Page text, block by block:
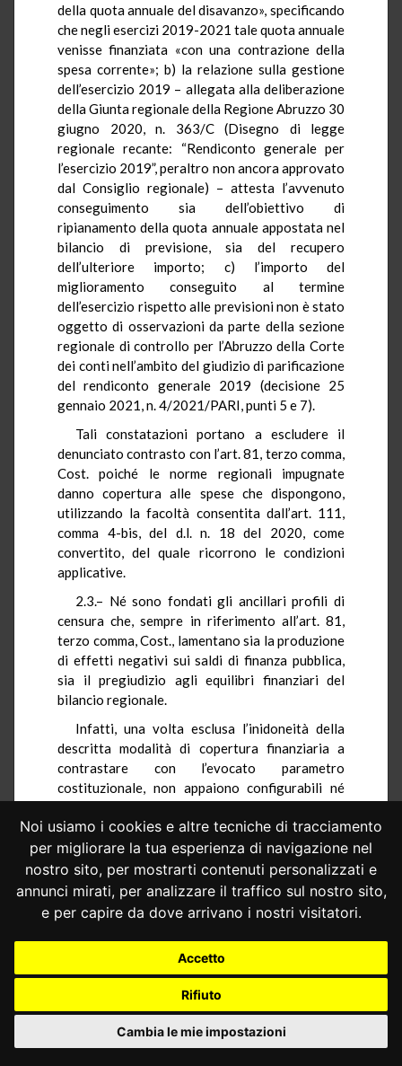
Noi usiamo i cookies e altre tecniche di tracciamento
per migliorare la tua esperienza di navigazione nel
nostro sito, per mostrarti contenuti personalizzati e
annunci mirati, per analizzare il traffico sul nostro sito,
e per capire da dove arrivano i nostri visitatori.
Accetto
Rifiuto
Cambia le mie impostazioni
della quota annuale del disavanzo», specificando
che negli esercizi 2019-2021 tale quota annuale
venisse finanziata «con una contrazione della
spesa corrente»; b) la relazione sulla gestione
dell’esercizio 2019 – allegata alla deliberazione
della Giunta regionale della Regione Abruzzo 30
giugno 2020, n. 363/C (Disegno di legge
regionale recante: “Rendiconto generale per
l’esercizio 2019”, peraltro non ancora approvato
dal Consiglio regionale) – attesta l’avvenuto
conseguimento sia dell’obiettivo di
ripianamento della quota annuale appostata nel
bilancio di previsione, sia del recupero
dell’ulteriore importo; c) l’importo del
miglioramento conseguito al termine
dell’esercizio rispetto alle previsioni non è stato
oggetto di osservazioni da parte della sezione
regionale di controllo per l’Abruzzo della Corte
dei conti nell’ambito del giudizio di parificazione
del rendiconto generale 2019 (decisione 25
gennaio 2021, n. 4/2021/PARI, punti 5 e 7).
Tali constatazioni portano a escludere il
denunciato contrasto con l’art. 81, terzo comma,
Cost. poiché le norme regionali impugnate
danno copertura alle spese che dispongono,
utilizzando la facoltà consentita dall’art. 111,
comma 4-bis, del d.l. n. 18 del 2020, come
convertito, del quale ricorrono le condizioni
applicative.
2.3.– Né sono fondati gli ancillari profili di
censura che, sempre in riferimento all’art. 81,
terzo comma, Cost., lamentano sia la produzione
di effetti negativi sui saldi di finanza pubblica,
sia il pregiudizio agli equilibri finanziari del
bilancio regionale.
Infatti, una volta esclusa l’inidoneità della
descritta modalità di copertura finanziaria a
contrastare con l’evocato parametro
costituzionale, non appaiono configurabili né
sul percorso di recupero delineato dal piano di
rientro, né vulnera agli equilibri finanziari del
bilancio regionale.
Per Questi Motivi
LA CORTE COSTITUZIONALE
dichiara non fondate le questioni di
legittimità costituzionale degli artt. 5, comma 2,
e 6 della legge della Regione Abruzzo 31 luglio
2020, n. 20, recante «Modifiche alla legge
regionale 12 gennaio 2018, n. 2 (Legge
organica in materia di sport e impiantistica